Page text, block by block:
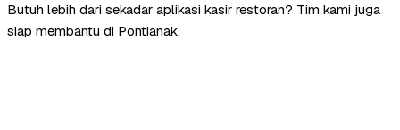
Butuh lebih dari sekadar aplikasi kasir restoran? Tim kami juga
siap membantu di Pontianak.